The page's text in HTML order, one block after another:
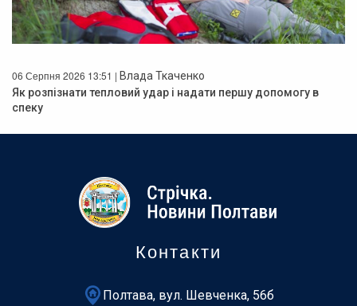
06 Серпня 2026 13:51 | Влада Ткаченко
Як розпізнати тепловий удар і надати першу допомогу в
спеку
Контакти
Полтава, вул. Шевченка, 56б